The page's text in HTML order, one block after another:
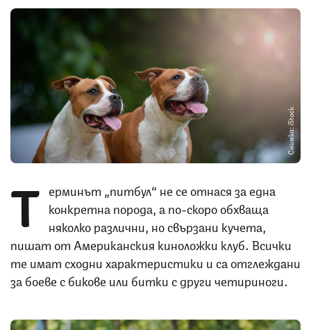
Снимка: iStock
Т ерминът „питбул“ не се отнася за една
конкретна порода, а по-скоро обхваща
няколко различни, но свързани кучета,
пишат от Американския киноложки клуб. Всички
те имат сходни характеристики и са отглеждани
за боеве с бикове или битки с други четириноги.